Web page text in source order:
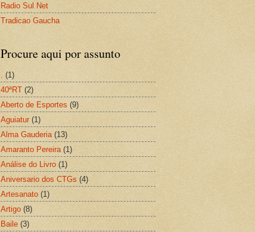
Radio Sul Net
Tradicao Gaucha
Procure aqui por assunto
(1)
40ªRT (2)
Aberto de Esportes (9)
Aguiatur (1)
Alma Gauderia (13)
Amaranto Pereira (1)
Análise do Livro (1)
Aniversario dos CTGs (4)
Artesanato (1)
Artigo (8)
Baile (3)